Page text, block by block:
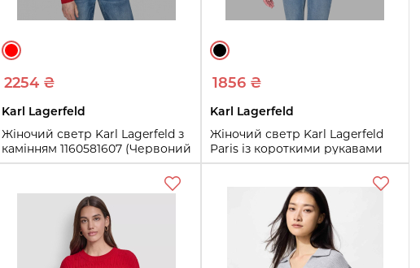
2254 ₴
Karl Lagerfeld
Жіночий светр Karl Lagerfeld з
камінням 1160581607 (Червоний
L)
Купити
1856 ₴
Karl Lagerfeld
Жіночий светр Karl Lagerfeld
Paris із короткими рукавами
1160560206 (Чорний S)
Купити